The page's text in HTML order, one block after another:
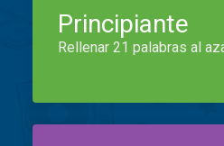
Principiante
Rellenar 21 palabras al